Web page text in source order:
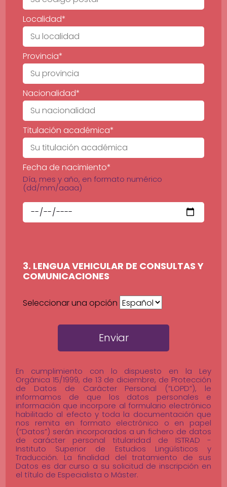
Localidad*
Provincia*
Nacionalidad*
Titulación académica*
Fecha de nacimiento*
Día, mes y año, en formato numérico
(dd/mm/aaaa)
3. LENGUA VEHICULAR DE CONSULTAS Y
COMUNICACIONES
Seleccionar una opción
Enviar
En cumplimiento con lo dispuesto en la Ley
Orgánica 15/1999, de 13 de diciembre, de Protección
de Datos de Carácter Personal (“LOPD”), le
informamos de que los datos personales e
información que incorpore al formulario electrónico
habilitado al efecto y toda la documentación que
nos remita en formato electrónico o en papel
(“Datos”) serán incorporados a un fichero de datos
de carácter personal titularidad de ISTRAD -
Instituto Superior de Estudios Lingüísticos y
Traducción. La finalidad del tratamiento de sus
Datos es dar curso a su solicitud de inscripción en
el título de Especialista o Máster.